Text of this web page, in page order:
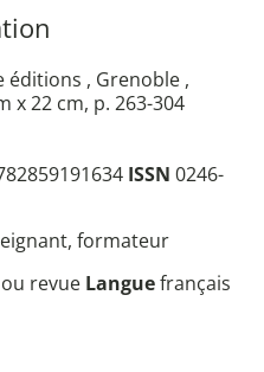
éditions , Grenoble ,
x 22 cm, p. 263-304
ISSN 0246-
formateur
revue Languefrançais